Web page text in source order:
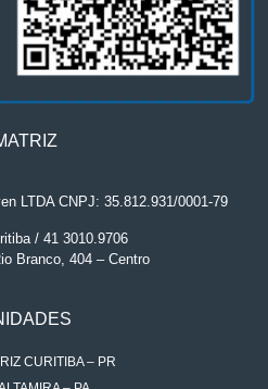
LTDA CNPJ: 35.812.931/0001-79
/ 41 3010.9706
Branco, 404 – Centro
CURITIBA – PR